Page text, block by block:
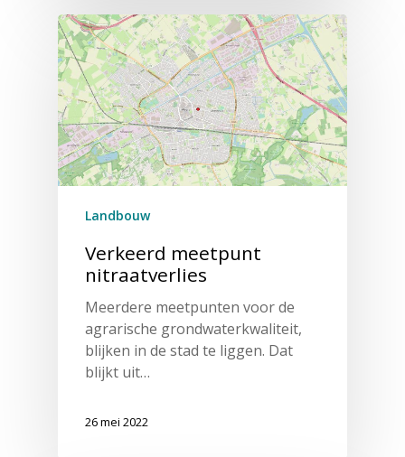
Landbouw
Verkeerd meetpunt
nitraatverlies
Meerdere meetpunten voor de
agrarische grondwaterkwaliteit,
blijken in de stad te liggen. Dat
blijkt uit…
26 mei 2022